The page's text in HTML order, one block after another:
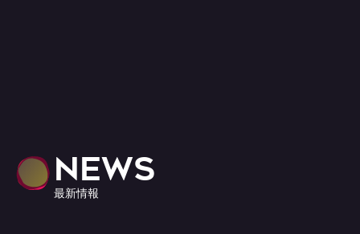
NEWS
最新情報